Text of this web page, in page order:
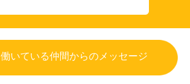
働いている仲間からのメッセージ